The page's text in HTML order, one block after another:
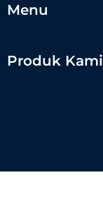
Menu
Produk Kami